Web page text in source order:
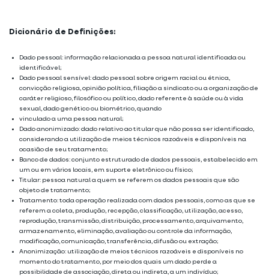
Dicionário de Definições:
Dado pessoal: informação relacionada a pessoa natural identificada ou
identificável;
Dado pessoal sensível: dado pessoal sobre origem racial ou étnica,
convicção religiosa, opinião política, filiação a sindicato ou a organização de
caráter religioso, filosófico ou político, dado referente à saúde ou à vida
sexual, dado genético ou biométrico, quando
vinculado a uma pessoa natural;
Dado anonimizado: dado relativo ao titular que não possa ser identificado,
considerando a utilização de meios técnicos razoáveis e disponíveis na
ocasião de seu tratamento;
Banco de dados: conjunto estruturado de dados pessoais, estabelecido em
um ou em vários locais, em suporte eletrônico ou físico;
Titular: pessoa natural a quem se referem os dados pessoais que são
objeto de tratamento;
Tratamento: toda operação realizada com dados pessoais, como as que se
referem a coleta, produção, recepção, classificação, utilização, acesso,
reprodução, transmissão, distribuição, processamento, arquivamento,
armazenamento, eliminação, avaliação ou controle da informação,
modificação, comunicação, transferência, difusão ou extração;
Anonimização: utilização de meios técnicos razoáveis e disponíveis no
momento do tratamento, por meio dos quais um dado perde a
possibilidade de associação, direta ou indireta, a um indivíduo;